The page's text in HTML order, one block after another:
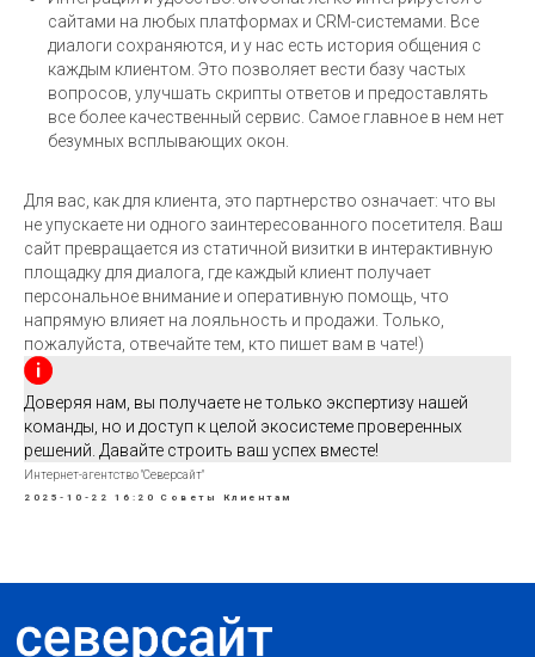
сайтами на любых платформах и CRM-системами. Все
диалоги сохраняются, и у нас есть история общения с
каждым клиентом. Это позволяет вести базу частых
вопросов, улучшать скрипты ответов и предоставлять
все более качественный сервис. Самое главное в нем нет
безумных всплывающих окон.
Для вас, как для клиента, это партнерство означает: что вы
не упускаете ни одного заинтересованного посетителя. Ваш
сайт превращается из статичной визитки в интерактивную
площадку для диалога, где каждый клиент получает
персональное внимание и оперативную помощь, что
напрямую влияет на лояльность и продажи. Только,
пожалуйста, отвечайте тем, кто пишет вам в чате!)
Доверяя нам, вы получаете не только экспертизу нашей
команды, но и доступ к целой экосистеме проверенных
решений. Давайте строить ваш успех вместе!
Интернет-агентство "Северсайт"
2025-10-22 16:20 Советы Клиентам